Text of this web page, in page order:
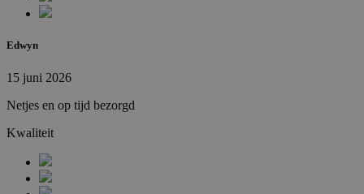
Edwyn
15 juni 2026
Netjes en op tijd bezorgd
Kwaliteit